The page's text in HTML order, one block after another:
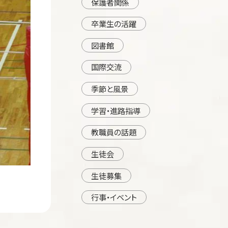
卒業生の活躍
図書館
国際交流
季節と風景
学習・進路指導
教職員の話題
生徒会
生徒募集
行事・イベント